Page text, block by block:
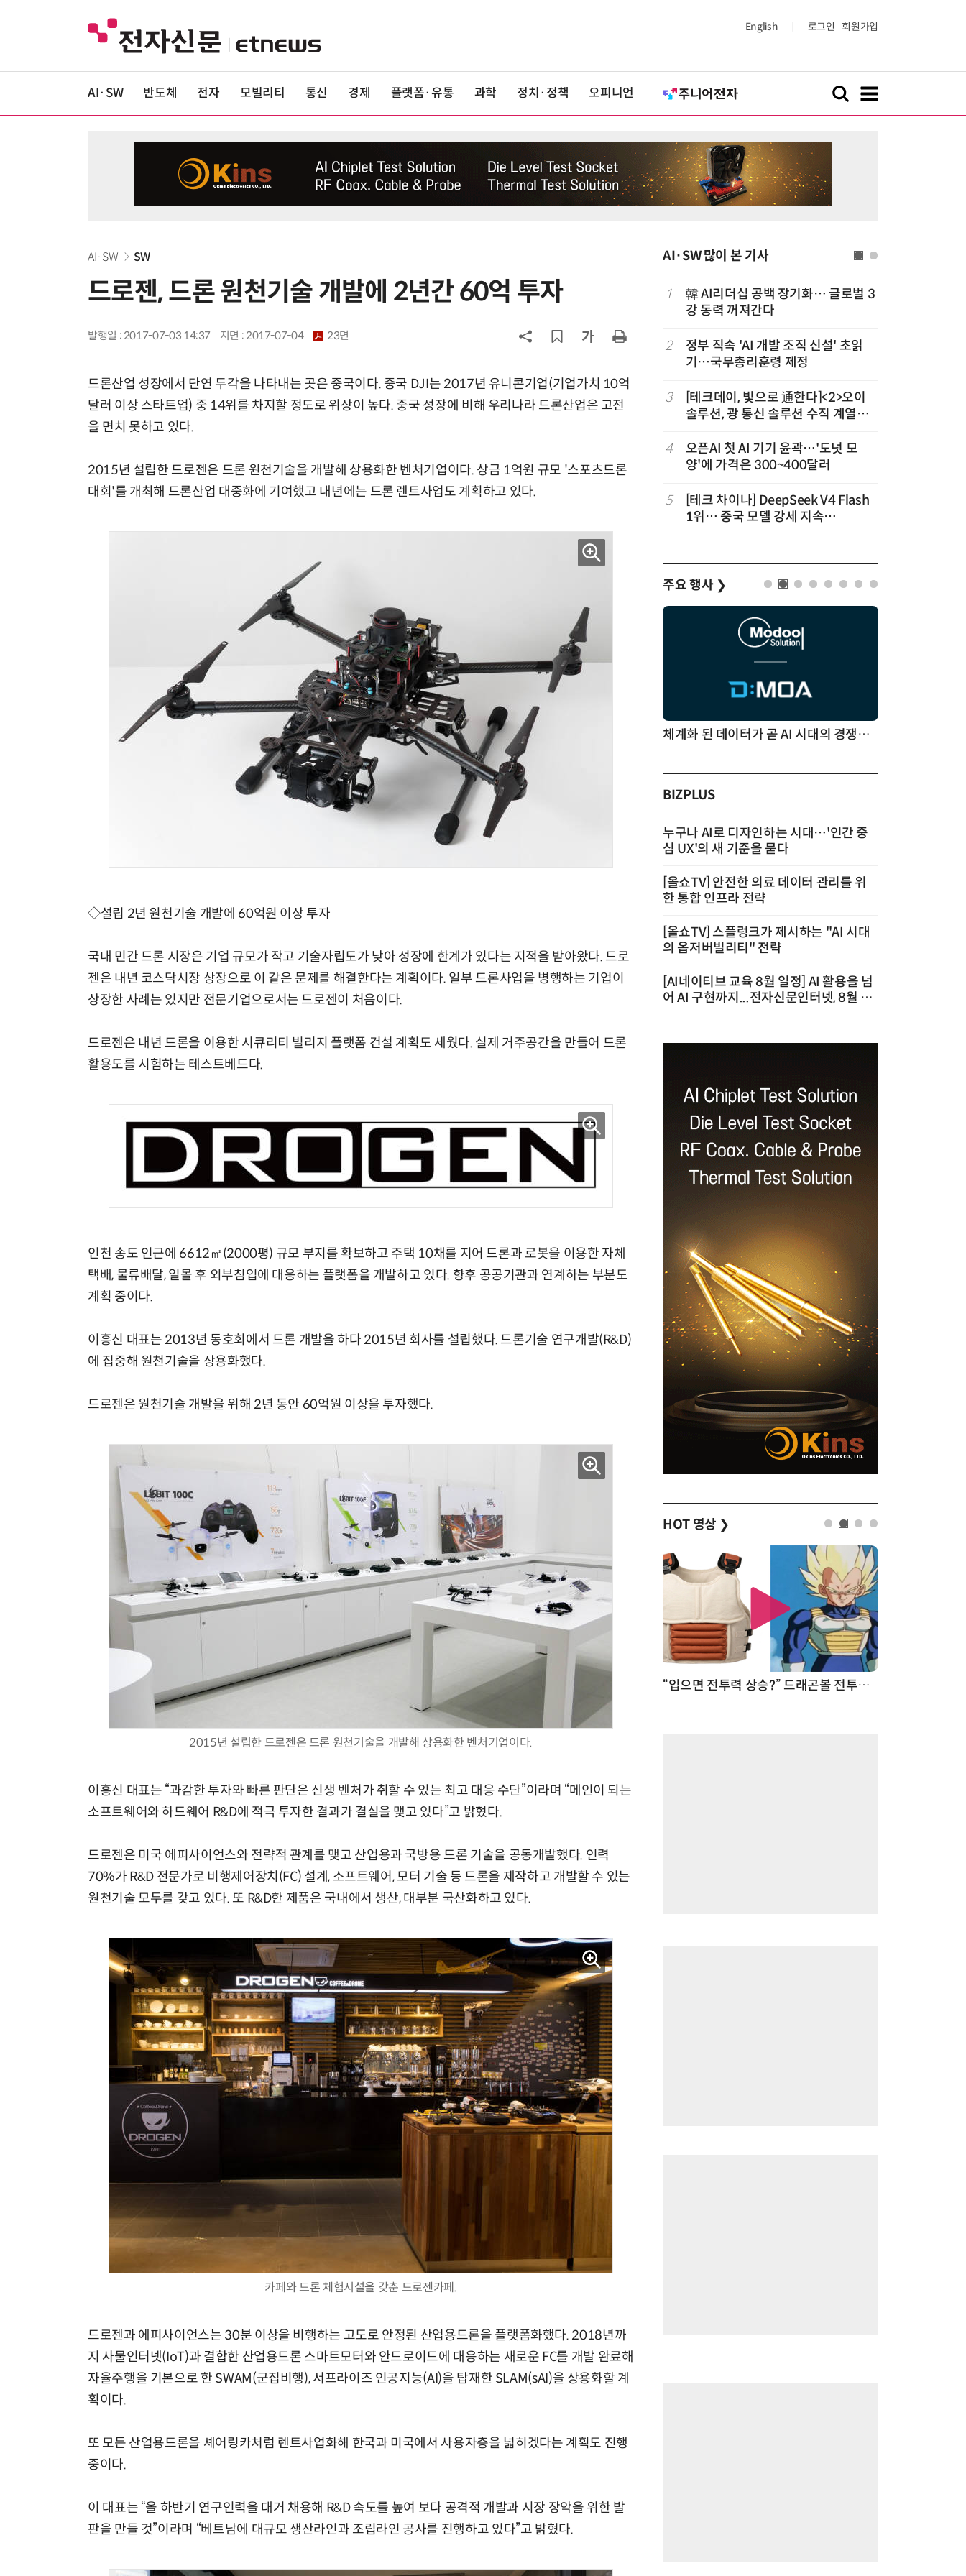
English 로그인 회원가입
AI·SW 반도체 전자 모빌리티 통신 경제 플랫폼·유통 과학 정치·정책 오피니언
AI·SW SW
드로젠, 드론 원천기술 개발에 2년간 60억 투자
발행일 : 2017-07-03 14:37 지면 :2017-07-04 23면
드론산업 성장에서 단연 두각을 나타내는 곳은 중국이다. 중국 DJI는 2017년 유니콘기업(기업가치 10억
달러 이상 스타트업) 중 14위를 차지할 정도로 위상이 높다. 중국 성장에 비해 우리나라 드론산업은 고전
을 면치 못하고 있다.
2015년 설립한 드로젠은 드론 원천기술을 개발해 상용화한 벤처기업이다. 상금 1억원 규모 '스포츠드론
대회'를 개최해 드론산업 대중화에 기여했고 내년에는 드론 렌트사업도 계획하고 있다.
◇설립 2년 원천기술 개발에 60억원 이상 투자
국내 민간 드론 시장은 기업 규모가 작고 기술자립도가 낮아 성장에 한계가 있다는 지적을 받아왔다. 드로
젠은 내년 코스닥시장 상장으로 이 같은 문제를 해결한다는 계획이다. 일부 드론사업을 병행하는 기업이
상장한 사례는 있지만 전문기업으로서는 드로젠이 처음이다.
드로젠은 내년 드론을 이용한 시큐리티 빌리지 플랫폼 건설 계획도 세웠다. 실제 거주공간을 만들어 드론
활용도를 시험하는 테스트베드다.
인천 송도 인근에 6612㎡(2000평) 규모 부지를 확보하고 주택 10채를 지어 드론과 로봇을 이용한 자체
택배, 물류배달, 일몰 후 외부침입에 대응하는 플랫폼을 개발하고 있다. 향후 공공기관과 연계하는 부분도
계획 중이다.
이흥신 대표는 2013년 동호회에서 드론 개발을 하다 2015년 회사를 설립했다. 드론기술 연구개발(R&D)
에 집중해 원천기술을 상용화했다.
드로젠은 원천기술 개발을 위해 2년 동안 60억원 이상을 투자했다.
2015년 설립한 드로젠은 드론 원천기술을 개발해 상용화한 벤처기업이다.
이흥신 대표는 “과감한 투자와 빠른 판단은 신생 벤처가 취할 수 있는 최고 대응 수단”이라며 “메인이 되는
소프트웨어와 하드웨어 R&D에 적극 투자한 결과가 결실을 맺고 있다”고 밝혔다.
드로젠은 미국 에피사이언스와 전략적 관계를 맺고 산업용과 국방용 드론 기술을 공동개발했다. 인력
70%가 R&D 전문가로 비행제어장치(FC) 설계, 소프트웨어, 모터 기술 등 드론을 제작하고 개발할 수 있는
원천기술 모두를 갖고 있다. 또 R&D한 제품은 국내에서 생산, 대부분 국산화하고 있다.
카페와 드론 체험시설을 갖춘 드로젠카페.
드로젠과 에피사이언스는 30분 이상을 비행하는 고도로 안정된 산업용드론을 플랫폼화했다. 2018년까
지 사물인터넷(IoT)과 결합한 산업용드론 스마트모터와 안드로이드에 대응하는 새로운 FC를 개발 완료해
자율주행을 기본으로 한 SWAM(군집비행), 서프라이즈 인공지능(AI)을 탑재한 SLAM(sAI)을 상용화할 계
획이다.
또 모든 산업용드론을 셰어링카처럼 렌트사업화해 한국과 미국에서 사용자층을 넓히겠다는 계획도 진행
중이다.
이 대표는 “올 하반기 연구인력을 대거 채용해 R&D 속도를 높여 보다 공격적 개발과 시장 장악을 위한 발
판을 만들 것”이라며 “베트남에 대규모 생산라인과 조립라인 공사를 진행하고 있다”고 밝혔다.
AI·SW 많이 본 기사
6
美 행정부, AI 모델 '해킹 등 사이버
구광모 LG 회장, 내주 美 실리콘밸리
8
[르포] 정부 GPU 7656장 운영 최전
선…'NHN 팩토리X' 가보니
다…5개사 등록 솔루션 1439개
10 코히어, 통제 가능한 소버린 AI 지
1
韓 AI리더십 공백 장기화… 글로벌 3
강 동력 꺼져간다
2
정부 직속 'AI 개발 조직 신설' 초읽
기…국무총리훈령 제정
3
[테크데이, 빛으로 通한다]<2>오이
솔루션, 광 통신 솔루션 수직 계열
략'
4
오픈AI 첫 AI 기기 윤곽…'도넛 모
양'에 가격은 300~400달러
5
[테크 차이나] DeepSeek V4 Flash
1위… 중국 모델 강세 지속
주요 행사 ❯
AI Native Enterprise를 지원하는 AI Ready Data 플랫폼 활용 전략 체계화 된 데이터가 곧 AI 시대의 경쟁력이다
BIZPLUS
누구나 AI로 디자인하는 시대…'인간 중
심 UX'의 새 기준을 묻다
[올쇼TV] 안전한 의료 데이터 관리를 위
한 통합 인프라 전략
[올쇼TV] 스플렁크가 제시하는 "AI 시대
의 옵저버빌리티" 전략
[AI네이티브 교육 8월 일정] AI 활용을 넘
어 AI 구현까지...전자신문인터넷, 8월 실
HOT 영상 ❯
“입으면 전투력 상승?” 드래곤볼 전투복 닮은 중량조끼